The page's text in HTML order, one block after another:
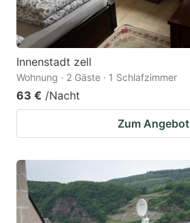
Innenstadt zell
Wohnung · 2 Gäste · 1 Schlafzimmer
63 € /Nacht
Zum Angebot